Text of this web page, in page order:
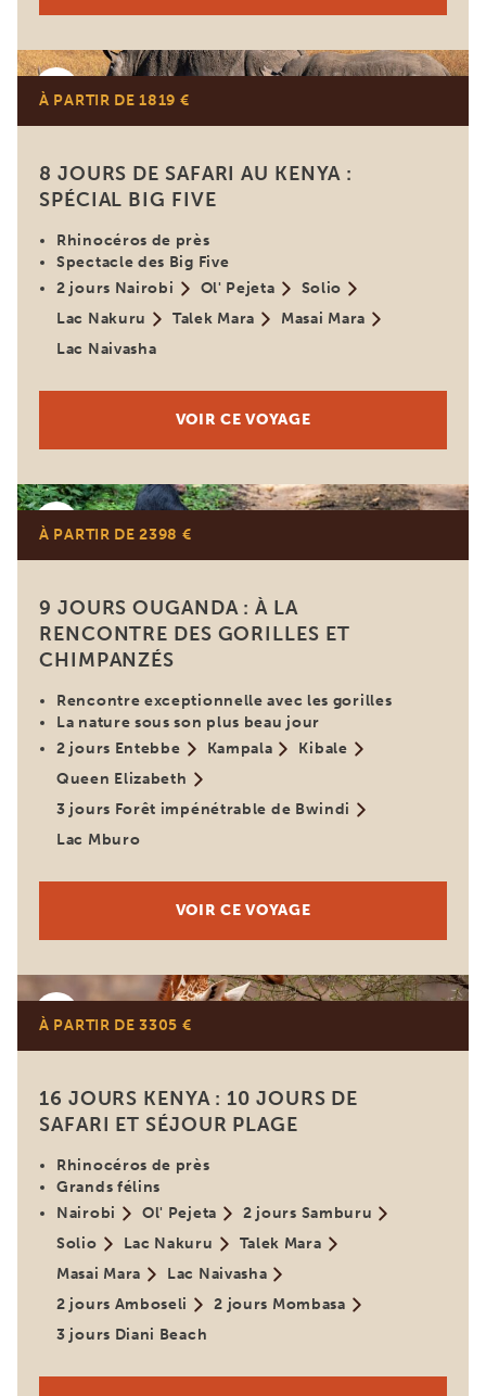
Kenya
À PARTIR DE 1819 €
8 JOURS DE SAFARI AU KENYA :
SPÉCIAL BIG FIVE
Rhinocéros de près
Spectacle des Big Five
2 jours Nairobi
Ol' Pejeta
Solio
Lac Nakuru
Talek Mara
Masai Mara
Lac Naivasha
VOIR CE VOYAGE
Ouganda
À PARTIR DE 2398 €
9 JOURS OUGANDA : À LA
RENCONTRE DES GORILLES ET
CHIMPANZÉS
Rencontre exceptionnelle avec les gorilles
La nature sous son plus beau jour
2 jours Entebbe
Kampala
Kibale
Queen Elizabeth
3 jours Forêt impénétrable de Bwindi
Lac Mburo
VOIR CE VOYAGE
Kenya
À PARTIR DE 3305 €
16 JOURS KENYA : 10 JOURS DE
SAFARI ET SÉJOUR PLAGE
Rhinocéros de près
Grands félins
Nairobi
Ol' Pejeta
2 jours Samburu
Solio
Lac Nakuru
Talek Mara
Masai Mara
Lac Naivasha
2 jours Amboseli
2 jours Mombasa
3 jours Diani Beach